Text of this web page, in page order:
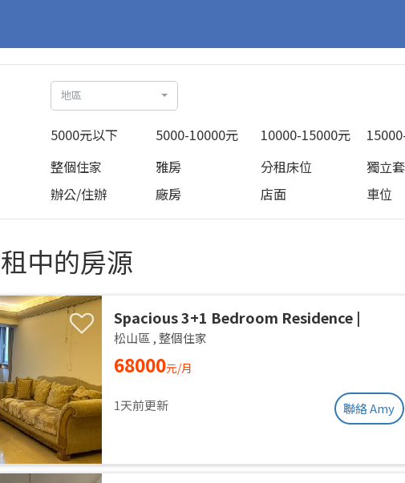
地區
5000元以下 5000-10000元 10000-15000元
整個住家 雅房 分租床位
獨立
辦公/住辦
廠房 店面 車位
中的房源
Spacious 3+1 Bedroom Residence |
Songshan District | Taipei Arena
MRTSpacious 42-Ping Designer
Apartment | Near Taipei Arena MRT
松山區 ,整個住家
68000元/月
1天前更新 聯絡 Amy